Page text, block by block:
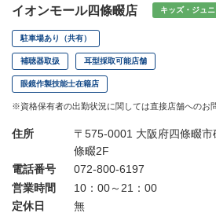
イオンモール四條畷店 キッズ・ジュ
駐車場あり（共有）
補聴器取扱 耳型採取可能店舗
眼鏡作製技能士在籍店
※資格保有者の出勤状況に関しては直接店舗へのお
住所
〒575-0001 大阪府四條畷
條畷2F
電話番号
072-800-6197
営業時間
10：00～21：00
定休日
無